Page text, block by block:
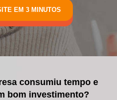
EM 3 MINUTOS
consumiu tempo e
bom investimento?